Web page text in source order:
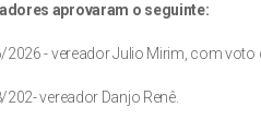
aprovaram o seguinte:
2026 - vereador Julio Mirim, com
vereador Danjo Renê.